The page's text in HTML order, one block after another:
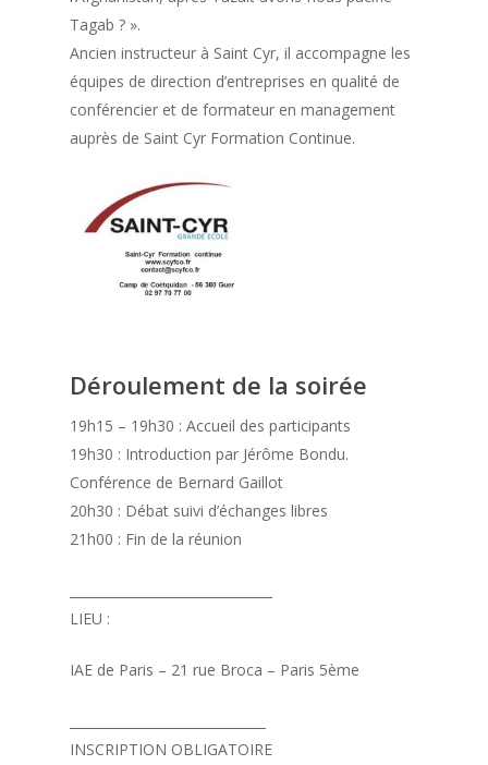
Tagab ? ».
Ancien instructeur à Saint Cyr, il accompagne les
équipes de direction d’entreprises en qualité de
conférencier et de formateur en management
auprès de Saint Cyr Formation Continue.
Déroulement de la soirée
19h15 – 19h30 : Accueil des participants
19h30 : Introduction par Jérôme Bondu.
Conférence de Bernard Gaillot
20h30 : Débat suivi d’échanges libres
21h00 : Fin de la réunion
LIEU :
IAE de Paris – 21 rue Broca – Paris 5ème
INSCRIPTION OBLIGATOIRE